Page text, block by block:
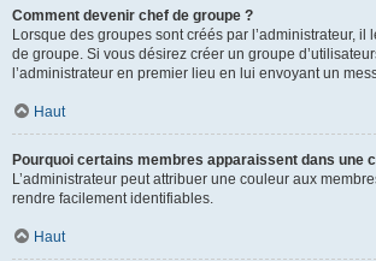
Comment devenir chef de groupe ?
Lorsque des groupes sont créés par l’administrateur, il
de groupe. Si vous désirez créer un groupe
l’administrateur en premier lieu en lui envoyant un
Haut
Pourquoi certains membres apparaissent dans une
L’administrateur peut attribuer une couleur aux
rendre facilement identifiables.
Haut